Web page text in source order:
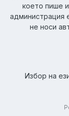
което пише
администрация
не носи
Избор на